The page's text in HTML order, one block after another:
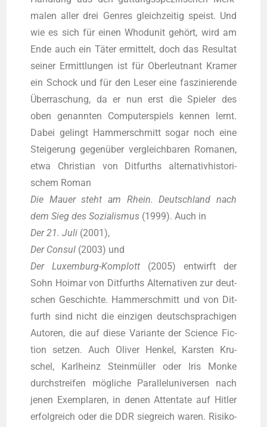
ma­len aller drei Gen­res gleich­zei­tig speist. Und
wie es sich für einen Whod­u­nit gehört, wird am
Ende auch ein Täter ermit­telt, doch das Resul­tat
sei­ner Ermitt­lun­gen ist für Ober­leut­nant Kra­mer
ein Schock und für den Leser eine fas­zi­nie­ren­de
Über­ra­schung, da er nun erst die Spie­ler des
oben genann­ten Com­pu­ter­spiels ken­nen lernt.
Dabei gelingt Ham­mer­schmitt sogar noch eine
Stei­ge­rung gegen­über ver­gleich­ba­ren Roma­nen,
etwa Chris­ti­an von Dit­furths alter­na­tiv­his­to­ri­
schem Roman
Die Mau­er steht am Rhein. Deutsch­land nach
dem Sieg des Sozia­lis­mus (1999). Auch in
Der 21. Juli (2001),
Der Con­sul (2003) und
Der Luxem­burg-Kom­plott (2005) ent­wirft der
Sohn Hoimar von Dit­furths Alter­na­ti­ven zur deut­
schen Geschich­te. Ham­mer­schmitt und von Dit­
furth sind nicht die ein­zi­gen deutsch­spra­chi­gen
Autoren, die auf die­se Vari­an­te der Sci­ence Fic­
tion set­zen. Auch Oli­ver Hen­kel, Kars­ten Kru­
schel, Karl­heinz Stein­mül­ler oder Iris Mon­ke
durch­strei­fen mög­li­che Par­al­lel­uni­ver­sen nach
jenen Exem­pla­ren, in denen Atten­ta­te auf Hit­ler
erfolg­reich oder die DDR sieg­reich waren. Risi­ko­